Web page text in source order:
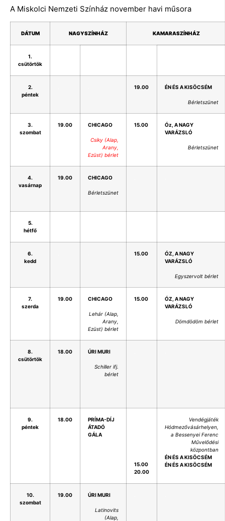
A Miskolci Nemzeti Színház november havi műsora
DÁTUM NAGYSZÍNHÁZ KAMARASZÍNHÁZ
1.
csütörtök
2.
péntek
19.00 ÉN ÉS A KISÖCSÉM
Bérletszünet
3.
szombat
19.00 CHICAGO
Csiky (Alap,
Arany,
Ezüst) bérlet
15.00
Óz, A NAGY
VARÁZSLÓ
Bérletszünet
4.
vasárnap
19.00 CHICAGO
Bérletszünet
5.
hétfő
6.
kedd
15.00
ÓZ, A NAGY
VARÁZSLÓ
Egyszervolt bérlet
7.
szerda
19.00 CHICAGO
Lehár (Alap,
Arany,
Ezüst) bérlet
15.00
ÓZ, A NAGY
VARÁZSLÓ
Dömdödöm bérlet
8.
csütörtök
18.00 ÚRI MURI
Schiller ifj.
bérlet
9.
péntek
18.00
PRÍMA-DÍJ
ÁTADÓ
GÁLA
15.00
20.00
Vendégjáték
Hódmezővásárhelyen,
a Bessenyei Ferenc
Művelődési
központban
ÉN ÉS A KISÖCSÉM
ÉN ÉS A KISÖCSÉM
10.
szombat
19.00 ÚRI MURI
Latinovits
(Alap,